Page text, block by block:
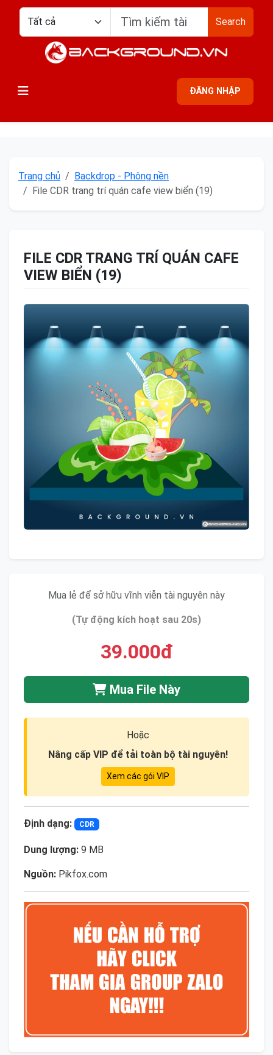
Search
ĐĂNG NHẬP
Trang chủ
Backdrop - Phông nền
File CDR trang trí quán cafe view biển (19)
FILE CDR TRANG TRÍ QUÁN CAFE
VIEW BIỂN (19)
Mua lẻ để sở hữu vĩnh viễn tài nguyên này
(Tự động kích hoạt sau 20s)
39.000đ
Mua File Này
Hoặc
Nâng cấp VIP để tải toàn bộ tài nguyên!
Xem các gói VIP
Định dạng: CDR
Dung lượng: 9 MB
Nguồn: Pikfox.com